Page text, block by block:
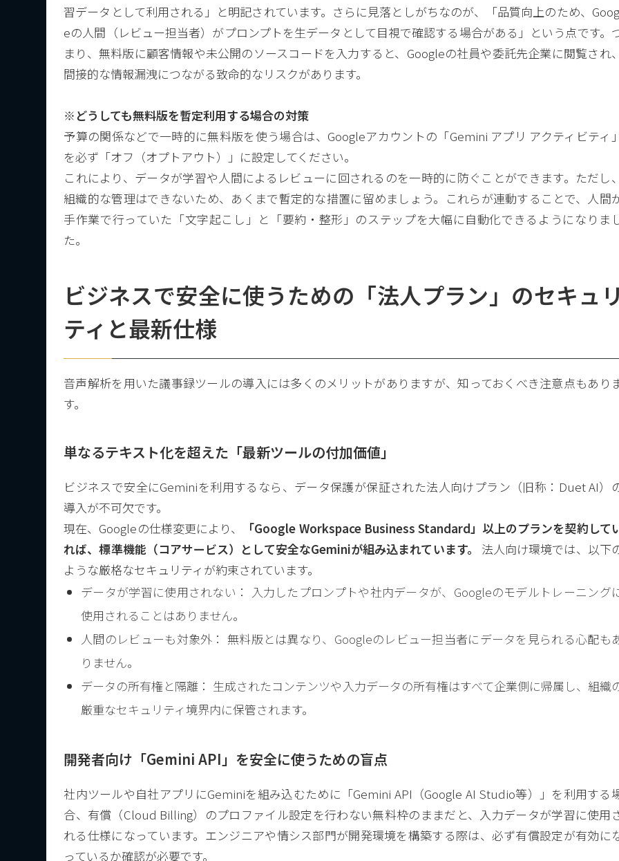
習データとして利用される」と明記されています。さらに見落としがちなのが、「品質向上のため、
eの人間（レビュー担当者）がプロンプトを生データとして目視で確認する場合がある」という点です。
まり、無料版に顧客情報や未公開のソースコードを入力すると、Googleの社員や委託先企業に閲覧され、
間接的な情報漏洩につながる致命的なリスクがあります。
※どうしても無料版を暫定利用する場合の対策
予算の関係などで一時的に無料版を使う場合は、Googleアカウントの「Gemini アプリ アクティビティ」
を必ず「オフ（オプトアウト）」に設定してください。
これにより、データが学習や人間によるレビューに回されるのを一時的に防ぐことができます。ただし、
組織的な管理はできないため、あくまで暫定的な措置に留めましょう。これらが連動することで、人間
手作業で行っていた「文字起こし」と「要約・整形」のステップを大幅に自動化できるようになりま
た。
ビジネスで安全に使うための「法人プラン」のセキュリ
ティと最新仕様
音声解析を用いた議事録ツールの導入には多くのメリットがありますが、知っておくべき注意点もあり
す。
単なるテキスト化を超えた「最新ツールの付加価値」
ビジネスで安全にGeminiを利用するなら、データ保護が保証された法人向けプラン（旧称：Duet AI）
導入が不可欠です。
現在、Googleの仕様変更により、
「Google Workspace Business Standard」以上のプランを契約して
れば、標準機能（コアサービス）として安全なGeminiが組み込まれています。
法人向け環境では、以下
ような厳格なセキュリティが約束されています。
データが学習に使用されない： 入力したプロンプトや社内データが、Googleのモデルトレーニング
使用されることはありません。
人間のレビューも対象外： 無料版とは異なり、Googleのレビュー担当者にデータを見られる心配も
りません。
データの所有権と隔離： 生成されたコンテンツや入力データの所有権はすべて企業側に帰属し、組織
厳重なセキュリティ境界内に保管されます。
開発者向け「Gemini API」を安全に使うための盲点
社内ツールや自社アプリにGeminiを組み込むために「Gemini API（Google AI Studio等）」を利用する
合、有償（Cloud Billing）のプロファイル設定を行わない無料枠のままだと、入力データが学習に使用
れる仕様になっています。エンジニアや情シス部門が開発環境を構築する際は、必ず有償設定が有効に
っているか確認が必要です。